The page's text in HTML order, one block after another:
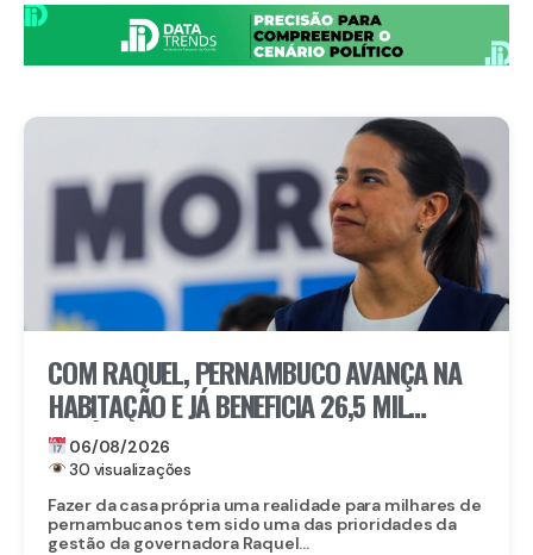
COM RAQUEL, PERNAMBUCO AVANÇA NA
HABITAÇÃO E JÁ BENEFICIA 26,5 MIL
FAMÍLIAS COM O MORAR BEM – ENTRADA
GARANTIDA
06/08/2026
30 visualizações
Fazer da casa própria uma realidade para milhares de
pernambucanos tem sido uma das prioridades da
gestão da governadora Raquel...